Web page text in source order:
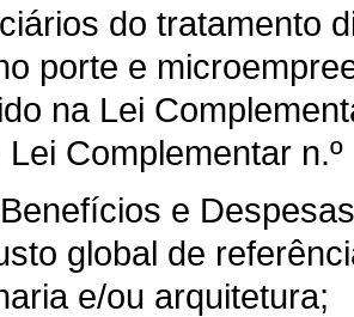
do tratamento
porte e
na Lei
Lei Complementar
e
global de
e/ou arquitetura;